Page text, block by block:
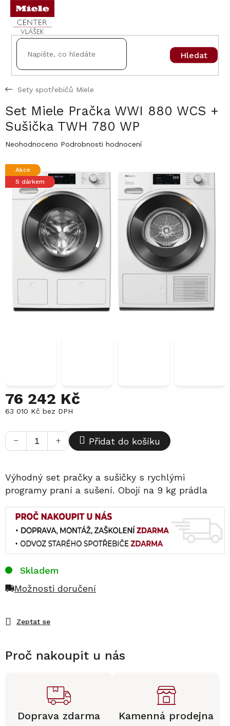
Přejít
obsah
Hledat
Sety spotřebičů Miele
Set Miele Pračka WWI 880 WCS +
Sušička TWH 780 WP
Průměrné
produktu
0,0
hvězdiček.
Neohodnoceno Podrobnosti hodnocení
Akce
S dárkem
76 242 Kč
63 010 Kč bez DPH
cena:
+
− Přidat do košíku
Výhodný set pračky a sušičky s rychlými
programy praní a sušení. Obojí na 9 kg prádla
Zeptat se
Skladem
Možnosti doručení
Proč nakoupit u nás
Doprava zdarma Kamenná prodejna